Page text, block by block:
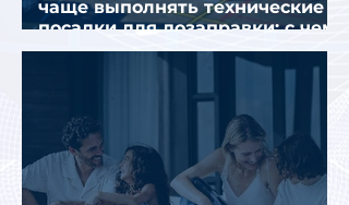
чаще выполнять технические
посадки для дозаправки: с чем
это связано